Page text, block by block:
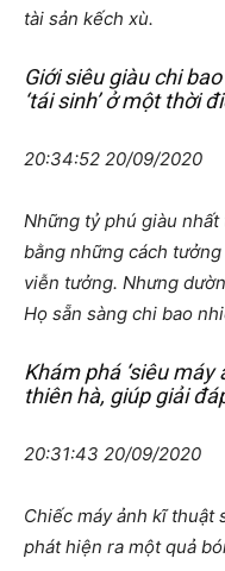
tài sản kếch xù.
Giới siêu giàu chi
‘tái sinh’ ở một thời
20:34:52 20/09/2020
Những tỷ phú giàu
bằng những cách
viễn tưởng. Nhưng
Họ sẵn sàng chi bao
Khám phá ‘siêu máy
thiên hà, giúp giải
20:31:43 20/09/2020
Chiếc máy ảnh kĩ thuật
phát hiện ra một quả